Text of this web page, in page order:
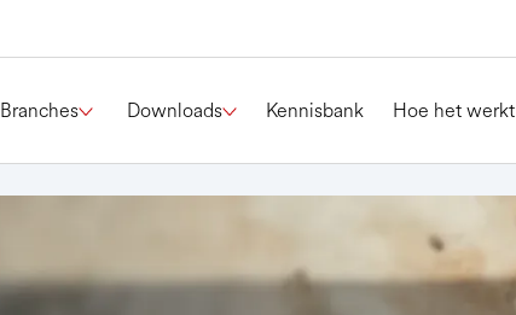
Branches Downloads Kennisbank Hoe het werkt